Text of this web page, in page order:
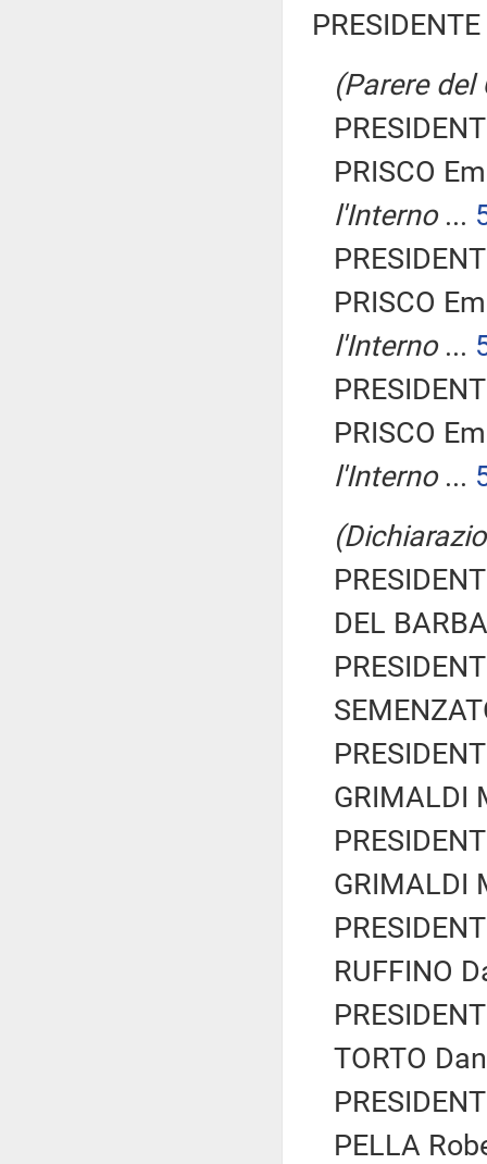
(Parere del
PRISCO
l'Interno...
PRISCO
l'Interno...
PRISCO
l'Interno...
DEL
GRIMALDI
GRIMALDI
RUFFINO
TORTO
PELLA